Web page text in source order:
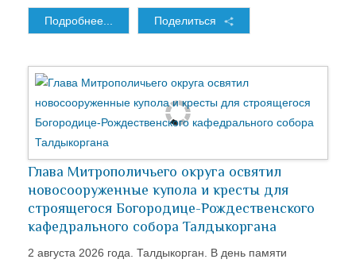
Подробнее... Поделиться
Глава Митрополичьего округа освятил
новосооруженные купола и кресты для
строящегося Богородице-Рождественского
кафедрального собора Талдыкоргана
2 августа 2026 года. Талдыкорган. В день памяти